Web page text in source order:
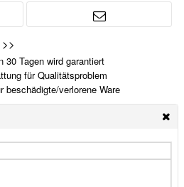
30 Tagen wird garantiert
für Qualitätsproblem
beschädigte/verlorene Ware